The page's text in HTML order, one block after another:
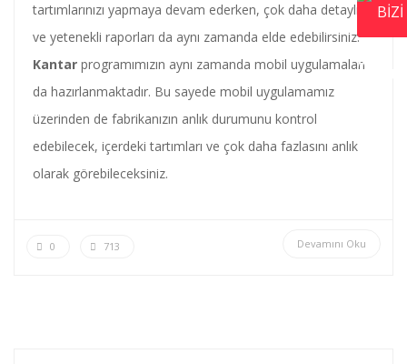
tartımlarınızı yapmaya devam ederken, çok daha detaylı
ve yetenekli raporları da aynı zamanda elde edebilirsiniz.
Kantar programımızın aynı zamanda mobil uygulamaları
da hazırlanmaktadır. Bu sayede mobil uygulamamız
üzerinden de fabrikanızın anlık durumunu kontrol
edebilecek, içerdeki tartımları ve çok daha fazlasını anlık
olarak görebileceksiniz.
Devamını Oku
0 713